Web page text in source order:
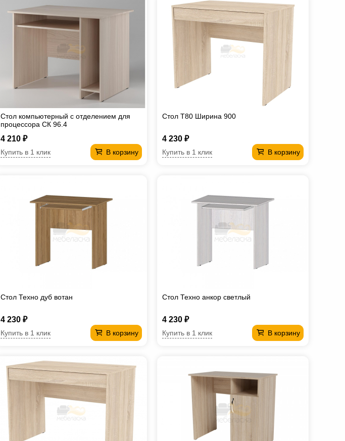
Стол компьютерный с отделением для
процессора СК 96.4
4 210 ₽
В корзину
Купить в 1 клик
Стол T80 Ширина 900
4 230 ₽
В корзину
Купить в 1 клик
Стол Техно дуб вотан
4 230 ₽
В корзину
Купить в 1 клик
Стол Техно анкор светлый
4 230 ₽
В корзину
Купить в 1 клик